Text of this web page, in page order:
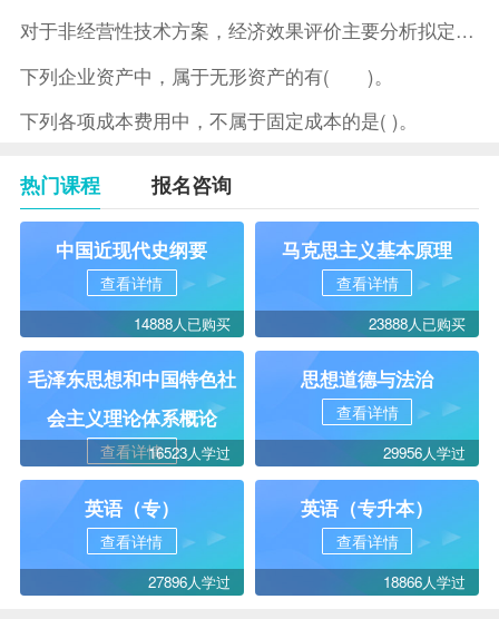
对于非经营性技术方案，经济效果评价主要分析拟定方案的( )。
下列企业资产中，属于无形资产的有( )。
下列各项成本费用中，不属于固定成本的是( )。
热门课程 报名咨询
中国近现代史纲要
查看详情
14888人已购买
马克思主义基本原理
查看详情
23888人已购买
毛泽东思想和中国特色社
会主义理论体系概论
查看详情16523人学过
思想道德与法治
查看详情
29956人学过
英语（专）
查看详情
27896人学过
英语（专升本）
查看详情
18866人学过